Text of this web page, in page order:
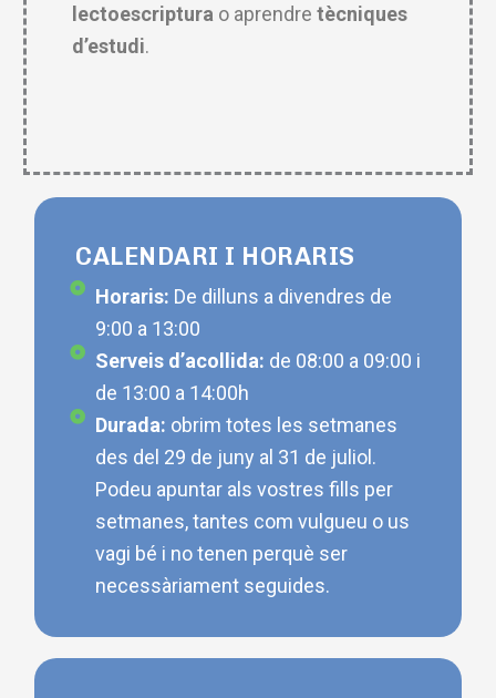
lectoescriptura o aprendre tècniques
d’estudi.
CALENDARI I HORARIS
Horaris: De dilluns a divendres de
9:00 a 13:00
Serveis d’acollida: de 08:00 a 09:00 i
de 13:00 a 14:00h
Durada: obrim totes les setmanes
des del 29 de juny al 31 de juliol.
Podeu apuntar als vostres fills per
setmanes, tantes com vulgueu o us
vagi bé i no tenen perquè ser
necessàriament seguides.